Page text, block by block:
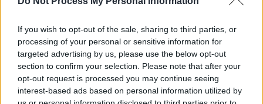
If you wish to opt-out of the sale, sharing to third parties, or
processing of your personal or sensitive information for
targeted advertising by us, please use the below opt-out
section to confirm your selection. Please note that after your
opt-out request is processed you may continue seeing
interest-based ads based on personal information utilized by